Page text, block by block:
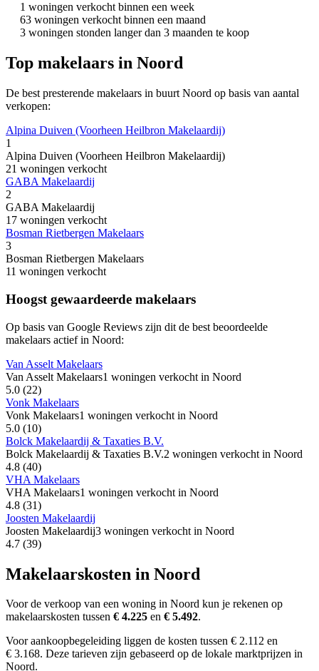
1 woningen verkocht binnen een week
63 woningen verkocht binnen een maand
3 woningen stonden langer dan 3 maanden te koop
Top makelaars in Noord
De best presterende makelaars in buurt Noord op basis van aantal
verkopen:
Alpina Duiven (Voorheen Heilbron Makelaardij)
1
Alpina Duiven (Voorheen Heilbron Makelaardij)
21 woningen verkocht
GABA Makelaardij
2
GABA Makelaardij
17 woningen verkocht
Bosman Rietbergen Makelaars
3
Bosman Rietbergen Makelaars
11 woningen verkocht
Hoogst gewaardeerde makelaars
Op basis van Google Reviews zijn dit de best beoordeelde
makelaars actief in Noord:
Van Asselt Makelaars
Van Asselt Makelaars1 woningen verkocht in Noord
5.0 (22)
Vonk Makelaars
Vonk Makelaars1 woningen verkocht in Noord
5.0 (10)
Bolck Makelaardij & Taxaties B.V.
Bolck Makelaardij & Taxaties B.V.2 woningen verkocht in Noord
4.8 (40)
VHA Makelaars
VHA Makelaars1 woningen verkocht in Noord
4.8 (31)
Joosten Makelaardij
Joosten Makelaardij3 woningen verkocht in Noord
4.7 (39)
Makelaarskosten in Noord
Voor de verkoop van een woning in Noord kun je rekenen op
makelaarskosten tussen € 4.225 en € 5.492.
Voor aankoopbegeleiding liggen de kosten tussen € 2.112 en
€ 3.168. Deze tarieven zijn gebaseerd op de lokale marktprijzen in
Noord.